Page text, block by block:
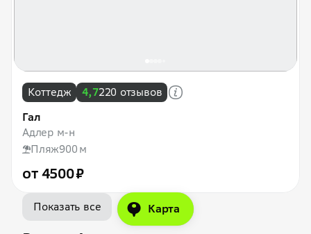
Коттедж 4,7220 отзывов
Гал
Адлер м-н
Пляж900 м
от 4500 ₽
Показать все Карта